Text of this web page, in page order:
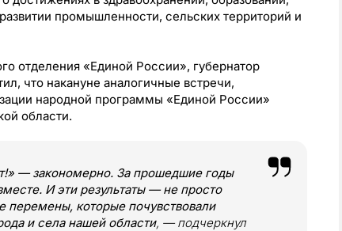
промышленности, сельских территорий и
отделения «Единой России», губернатор
что накануне аналогичные встречи,
народной программы «Единой России»
области.
— закономерно. За прошедшие годы
И эти результаты — не просто
перемены, которые почувствовали
и села нашей области, — подчеркнул